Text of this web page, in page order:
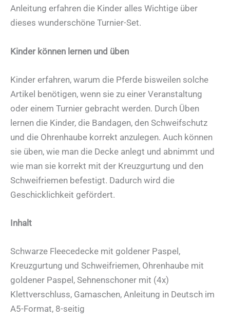
Anleitung erfahren die Kinder alles Wichtige über
dieses wunderschöne Turnier-Set.
Kinder können lernen und üben
Kinder erfahren, warum die Pferde bisweilen solche
Artikel benötigen, wenn sie zu einer Veranstaltung
oder einem Turnier gebracht werden. Durch Üben
lernen die Kinder, die Bandagen, den Schweifschutz
und die Ohrenhaube korrekt anzulegen. Auch können
sie üben, wie man die Decke anlegt und abnimmt und
wie man sie korrekt mit der Kreuzgurtung und den
Schweifriemen befestigt. Dadurch wird die
Geschicklichkeit gefördert.
Inhalt
Schwarze Fleecedecke mit goldener Paspel,
Kreuzgurtung und Schweifriemen, Ohrenhaube mit
goldener Paspel, Sehnenschoner mit (4x)
Klettverschluss, Gamaschen, Anleitung in Deutsch im
A5-Format, 8-seitig